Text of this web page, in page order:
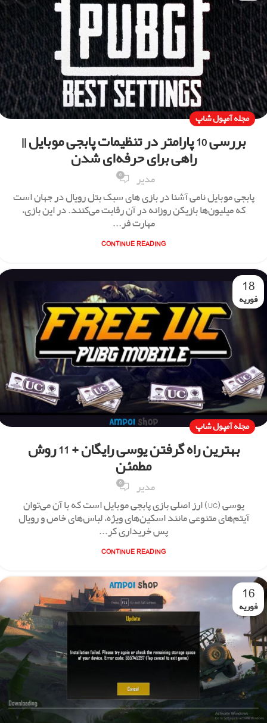
مجله آمپول شاپ
بررسی 10 پارامتر در تنظیمات پابجی موبایل ||
راهی برای حرفه‌ای شدن
مدیر 0
پابجی موبایل نامی آشنا در بازی های سبک بتل رویال در جهان است
که میلیون‌ها بازیکن روزانه در آن رقابت می‌کنند. در این بازی،
مهارت فر...
CONTINUE READING
18
فوریه
مجله آمپول شاپ
بهترین راه گرفتن یوسی رایگان + 11 روش
مطمئن
مدیر 0
یوسی (UC) ارز اصلی بازی پابجی موبایل است که با آن می‌توان
آیتم‌های متنوعی مانند اسکین‌های ویژه، لباس‌های خاص و رویال
پس خریداری کر...
CONTINUE READING
16
فوریه